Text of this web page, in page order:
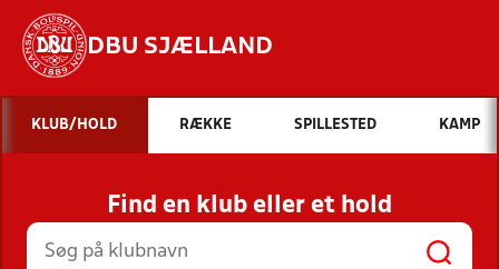
DBU SJÆLLAND
Hvad vil du søge efter?
INDHOLD OG NYHEDER
STILLINGER, RESULTATER, KLUBBER OG
HOLD
KLUB/HOLD RÆKKE SPILLESTED KAMP
Find en klub eller et hold